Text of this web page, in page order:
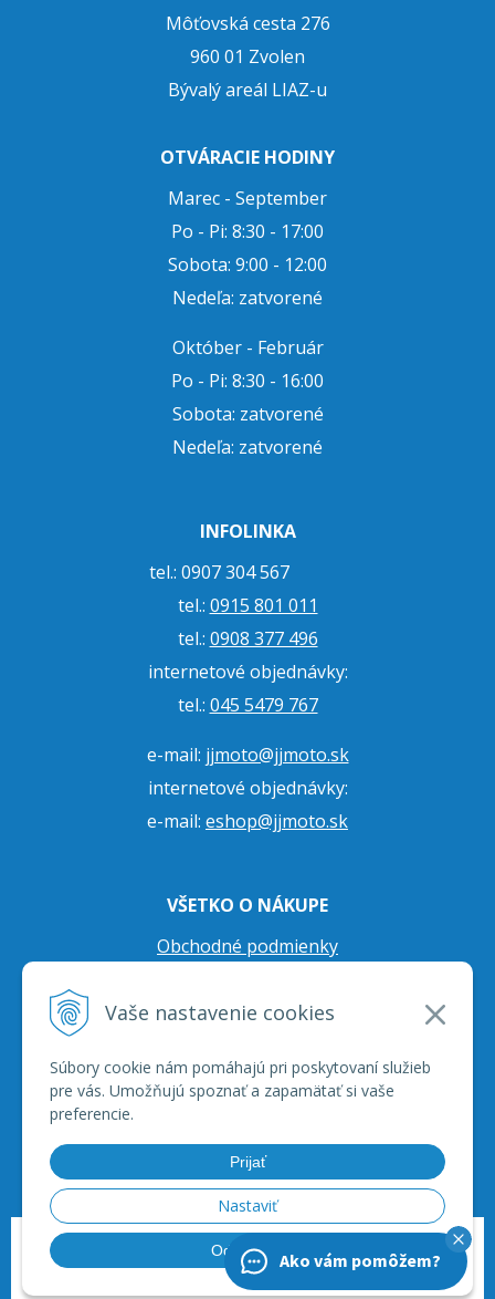
Vaše nastavenie cookies
Súbory cookie nám pomáhajú pri poskytovaní služieb
pre vás. Umožňujú spoznať a zapamätať si vaše
preferencie.
Prijať
Nastaviť
Odmietnuť
Môťovská cesta 276
960 01 Zvolen
Bývalý areál LIAZ-u
OTVÁRACIE HODINY
Marec - September
Po - Pi: 8:30 - 17:00
Sobota: 9:00 - 12:00
Nedeľa: zatvorené
Október - Február
Po - Pi: 8:30 - 16:00
Sobota: zatvorené
Nedeľa: zatvorené
INFOLINKA
tel.: 0907 304 567
tel.: 0915 801 011
tel.: 0908 377 496
internetové objednávky:
tel.: 045 5479 767
e-mail: jjmoto@jjmoto.sk
internetové objednávky:
e-mail: eshop@jjmoto.sk
VŠETKO O NÁKUPE
Obchodné podmienky
Prepravné podmienky
© 2026 JJ Moto - skútre, štvorkolky, moto príslušenstvo, ich servis. •
tvorba
webhosting
Ako vám pomôžem?